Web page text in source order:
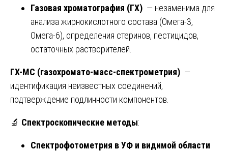
Газовая хроматография (ГХ) — незаменима для
анализа жирнокислотного состава (Омега-3,
Омега-6), определения стеринов, пестицидов,
остаточных растворителей.
ГХ-МС (газохромато-масс-спектрометрия) —
идентификация неизвестных соединений,
подтверждение подлинности компонентов.
🔬 Спектроскопические методы:
Спектрофотометрия в УФ и видимой области